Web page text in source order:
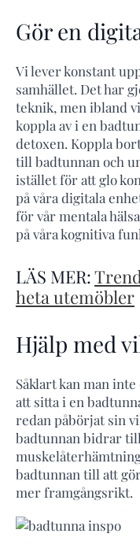
Gör en
Vi lever konstant
samhället. Det har
teknik, men ibland
koppla av i en
detoxen. Koppla
till badtunnan och
istället för att glo
på våra digitala
för vår mentala
på våra kognitiva
LÄS MER:
heta utemöbler
Hjälp med
Såklart kan man
att sitta i en
redan påbörjat sin
badtunnan bidrar
badtunnan till att
mer framgångsrikt.